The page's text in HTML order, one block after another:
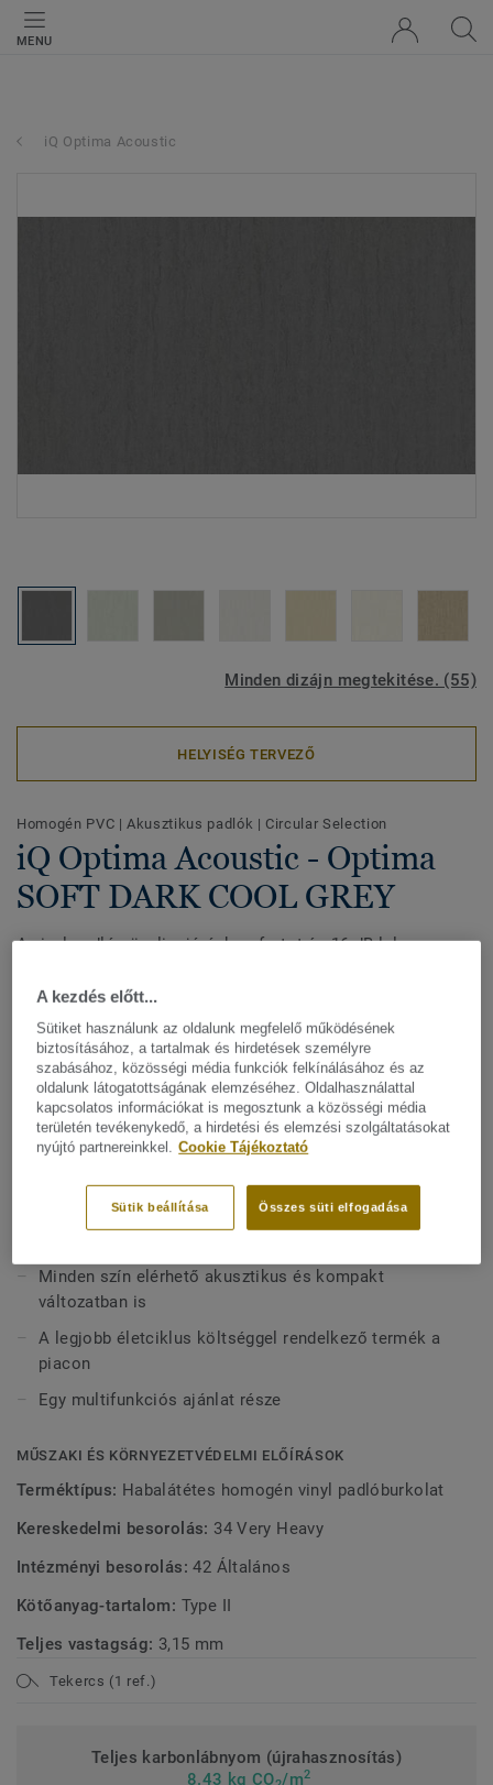
MENU
iQ Optima Acoustic
Minden dizájn megtekitése. (55)
HELYISÉG TERVEZŐ
Homogén PVC |Akusztikus padlók | Circular Selection
iQ Optima Acoustic - Optima
SOFT DARK COOL GREY
A vinyl padló növeli a járáskomfortot és 16 dB-lel
a területeken, ahol zajcsökkentésre van szükség. Az igény
szerinti akusztikus termék az iQ Optima eredeti, igazán
klasszikus kialakítása mind a 55 új színében elérhető. Az
oktatási és egészségügyi intézmények nagy forgalmú
területeire tervezték, rendkívül tartós, karc-, folt- és
kopásálló, ugyanolyan tartósságot és egyszerűbb
karbantartást kínál, mint a kompakt változat.
Mutasson többet
FŐBB JELLEMZŐK
Svédországban készül
Jó járáskomfort
Minden szín elérhető akusztikus és kompakt
változatban is
A legjobb életciklus költséggel rendelkező termék a
piacon
Egy multifunkciós ajánlat része
MŰSZAKI ÉS KÖRNYEZETVÉDELMI ELŐÍRÁSOK
Terméktípus: Habalátétes homogén vinyl padlóburkolat
Kereskedelmi besorolás: 34 Very Heavy
Intézményi besorolás:42 Általános
Kötőanyag-tartalom: Type II
Teljes vastagság: 3,15 mm
Tekercs (1 ref.)
Teljes karbonlábnyom (újrahasznosítás)
8.43 kg CO /m2
A kezdés előtt...
Sütiket használunk az oldalunk megfelelő működésének
biztosításához, a tartalmak és hirdetések személyre
szabásához, közösségi média funkciók felkínálásához és az
oldalunk látogatottságának elemzéséhez. Oldalhasználattal
kapcsolatos információkat is megosztunk a közösségi média
területén tevékenykedő, a hirdetési és elemzési szolgáltatásokat
nyújtó partnereinkkel. Cookie Tájékoztató
Összes süti elfogadása
Sütik beállítása